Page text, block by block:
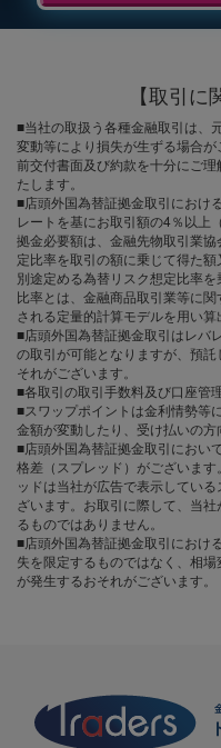
【取引に
■当社の取扱う各種金融取引は、
変動等により損失が生ずる場合
前交付書面及び約款を十分にご
たします。
■店頭外国為替証拠金取引におけ
レートを基にお取引額の4％以上
拠金必要額は、金融先物取引業
定比率を取引の額に乗じて得た
別途定める為替リスク想定比率
比率とは、金融商品取引業等に
される定量的計算モデルを用い算
■店頭外国為替証拠金取引はレバ
の取引が可能となりますが、預
それがございます。
■各取引の取引手数料及び口座管
■スワップポイントは金利情勢等
金額が変動したり、受け払いの方
■店頭外国為替証拠金取引におい
格差（スプレッド）がございま
ッドは当社が広告で表示してい
ざいます。お取引に際して、当
るものではありません。
■店頭外国為替証拠金取引におけ
失を限定するものではなく、相
が発生するおそれがございます。